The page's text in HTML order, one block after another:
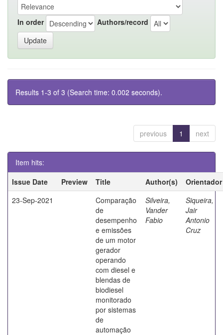
In order Authors/record
Results 1-3 of 3 (Search time: 0.002 seconds).
previous 1 next
Item hits:
Issue Date
Preview Title Author(s)
Orientador
23-Sep-2021
Comparação
de
desempenho
e emissões
de um motor
gerador
operando
com diesel e
blendas de
biodiesel
monitorado
por sistemas
de
automação
Silveira,
Vander
Fabio
Siqueira,
Jair
Antonio
Cruz